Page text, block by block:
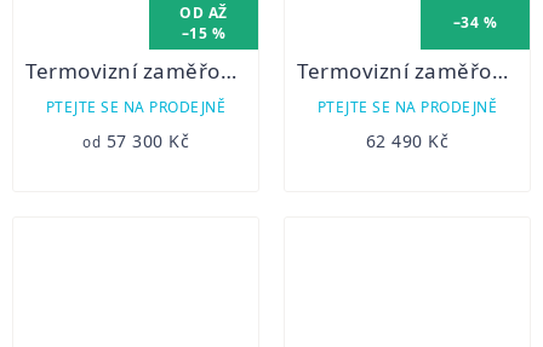
OD AŽ
–15 %
Termovizní zaměřovač PARD SA 62 LRF s dálkoměrem
PTEJTE SE NA PRODEJNĚ
od 57 300 Kč
–34 %
Termovizní zaměřovač PARD TD32 -50 LRF 850nm
PTEJTE SE NA PRODEJNĚ
62 490 Kč